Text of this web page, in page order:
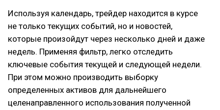
Используя календарь, трейдер находится в курсе
не только текущих событий, но и новостей,
которые произойдут через несколько дней и даже
недель. Применяя фильтр, легко отследить
ключевые события текущей и следующей недели.
При этом можно производить выборку
определенных активов для дальнейшего
целенаправленного использования полученной